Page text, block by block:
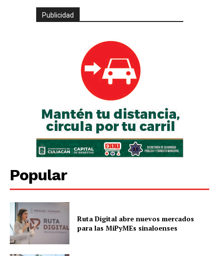
Publicidad
Popular
Ruta Digital abre nuevos mercados
para las MiPyMEs sinaloenses